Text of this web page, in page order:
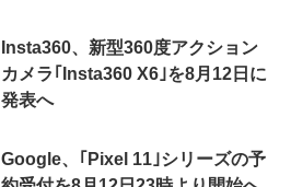
Insta360、新型360度アクション
カメラ｢Insta360 X6｣を8月12日に
発表へ
Google、｢Pixel 11｣シリーズの予